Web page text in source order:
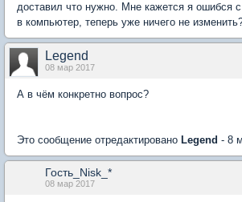
доставил что нужно. Мне кажется я ошибся
в компьютер, теперь уже ничего не
Legend
08 мар 2017
А в чём конкретно вопрос?
Это сообщение отредактировано Legend - 8
Гость_Nisk_*
08 мар 2017